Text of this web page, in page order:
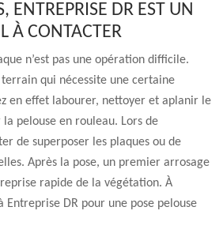
ENTREPRISE DR EST UN
À CONTACTER
n’est pas une opération difficile.
qui nécessite une certaine
en effet labourer, nettoyer et aplanir le
pelouse en rouleau. Lors de
de superposer les plaques ou de
Après la pose, un premier arrosage
rapide de la végétation. À
Entreprise DR pour une pose pelouse